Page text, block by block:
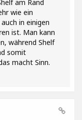
am Rand
wie ein
in einigen
ist. Man kann
während Shelf
somit
macht Sinn.